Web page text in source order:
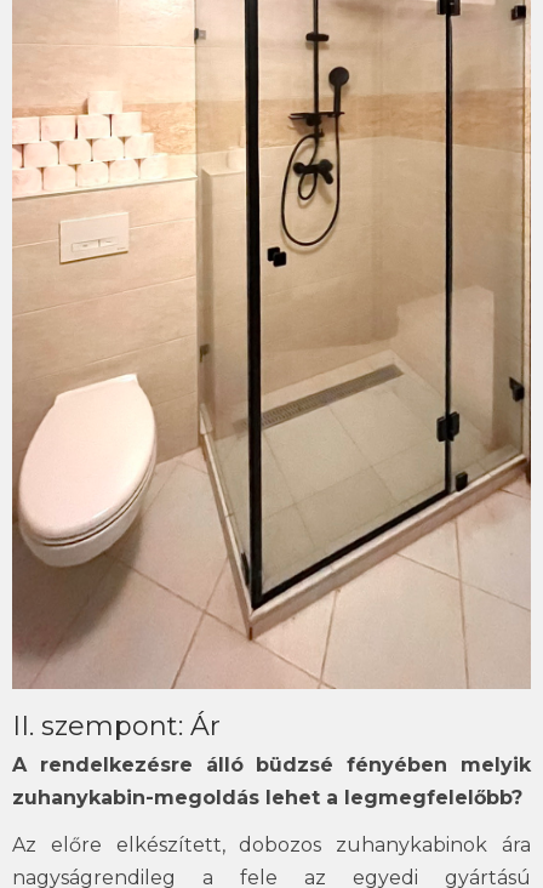
II. szempont: Ár
A rendelkezésre álló büdzsé fényében melyik
zuhanykabin-megoldás lehet a legmegfelelőbb?
Az előre elkészített, dobozos zuhanykabinok ára
nagyságrendileg a fele az egyedi gyártású